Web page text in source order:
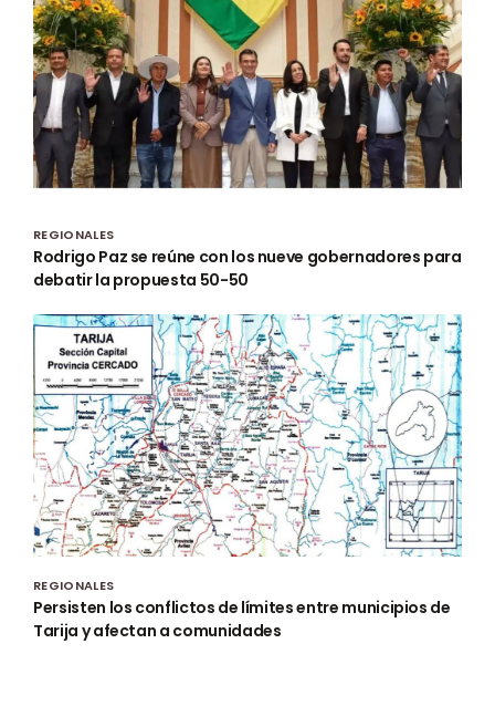
REGIONALES
Rodrigo Paz se reúne con los nueve gobernadores para
debatir la propuesta 50-50
REGIONALES
Persisten los conflictos de límites entre municipios de
Tarija y afectan a comunidades